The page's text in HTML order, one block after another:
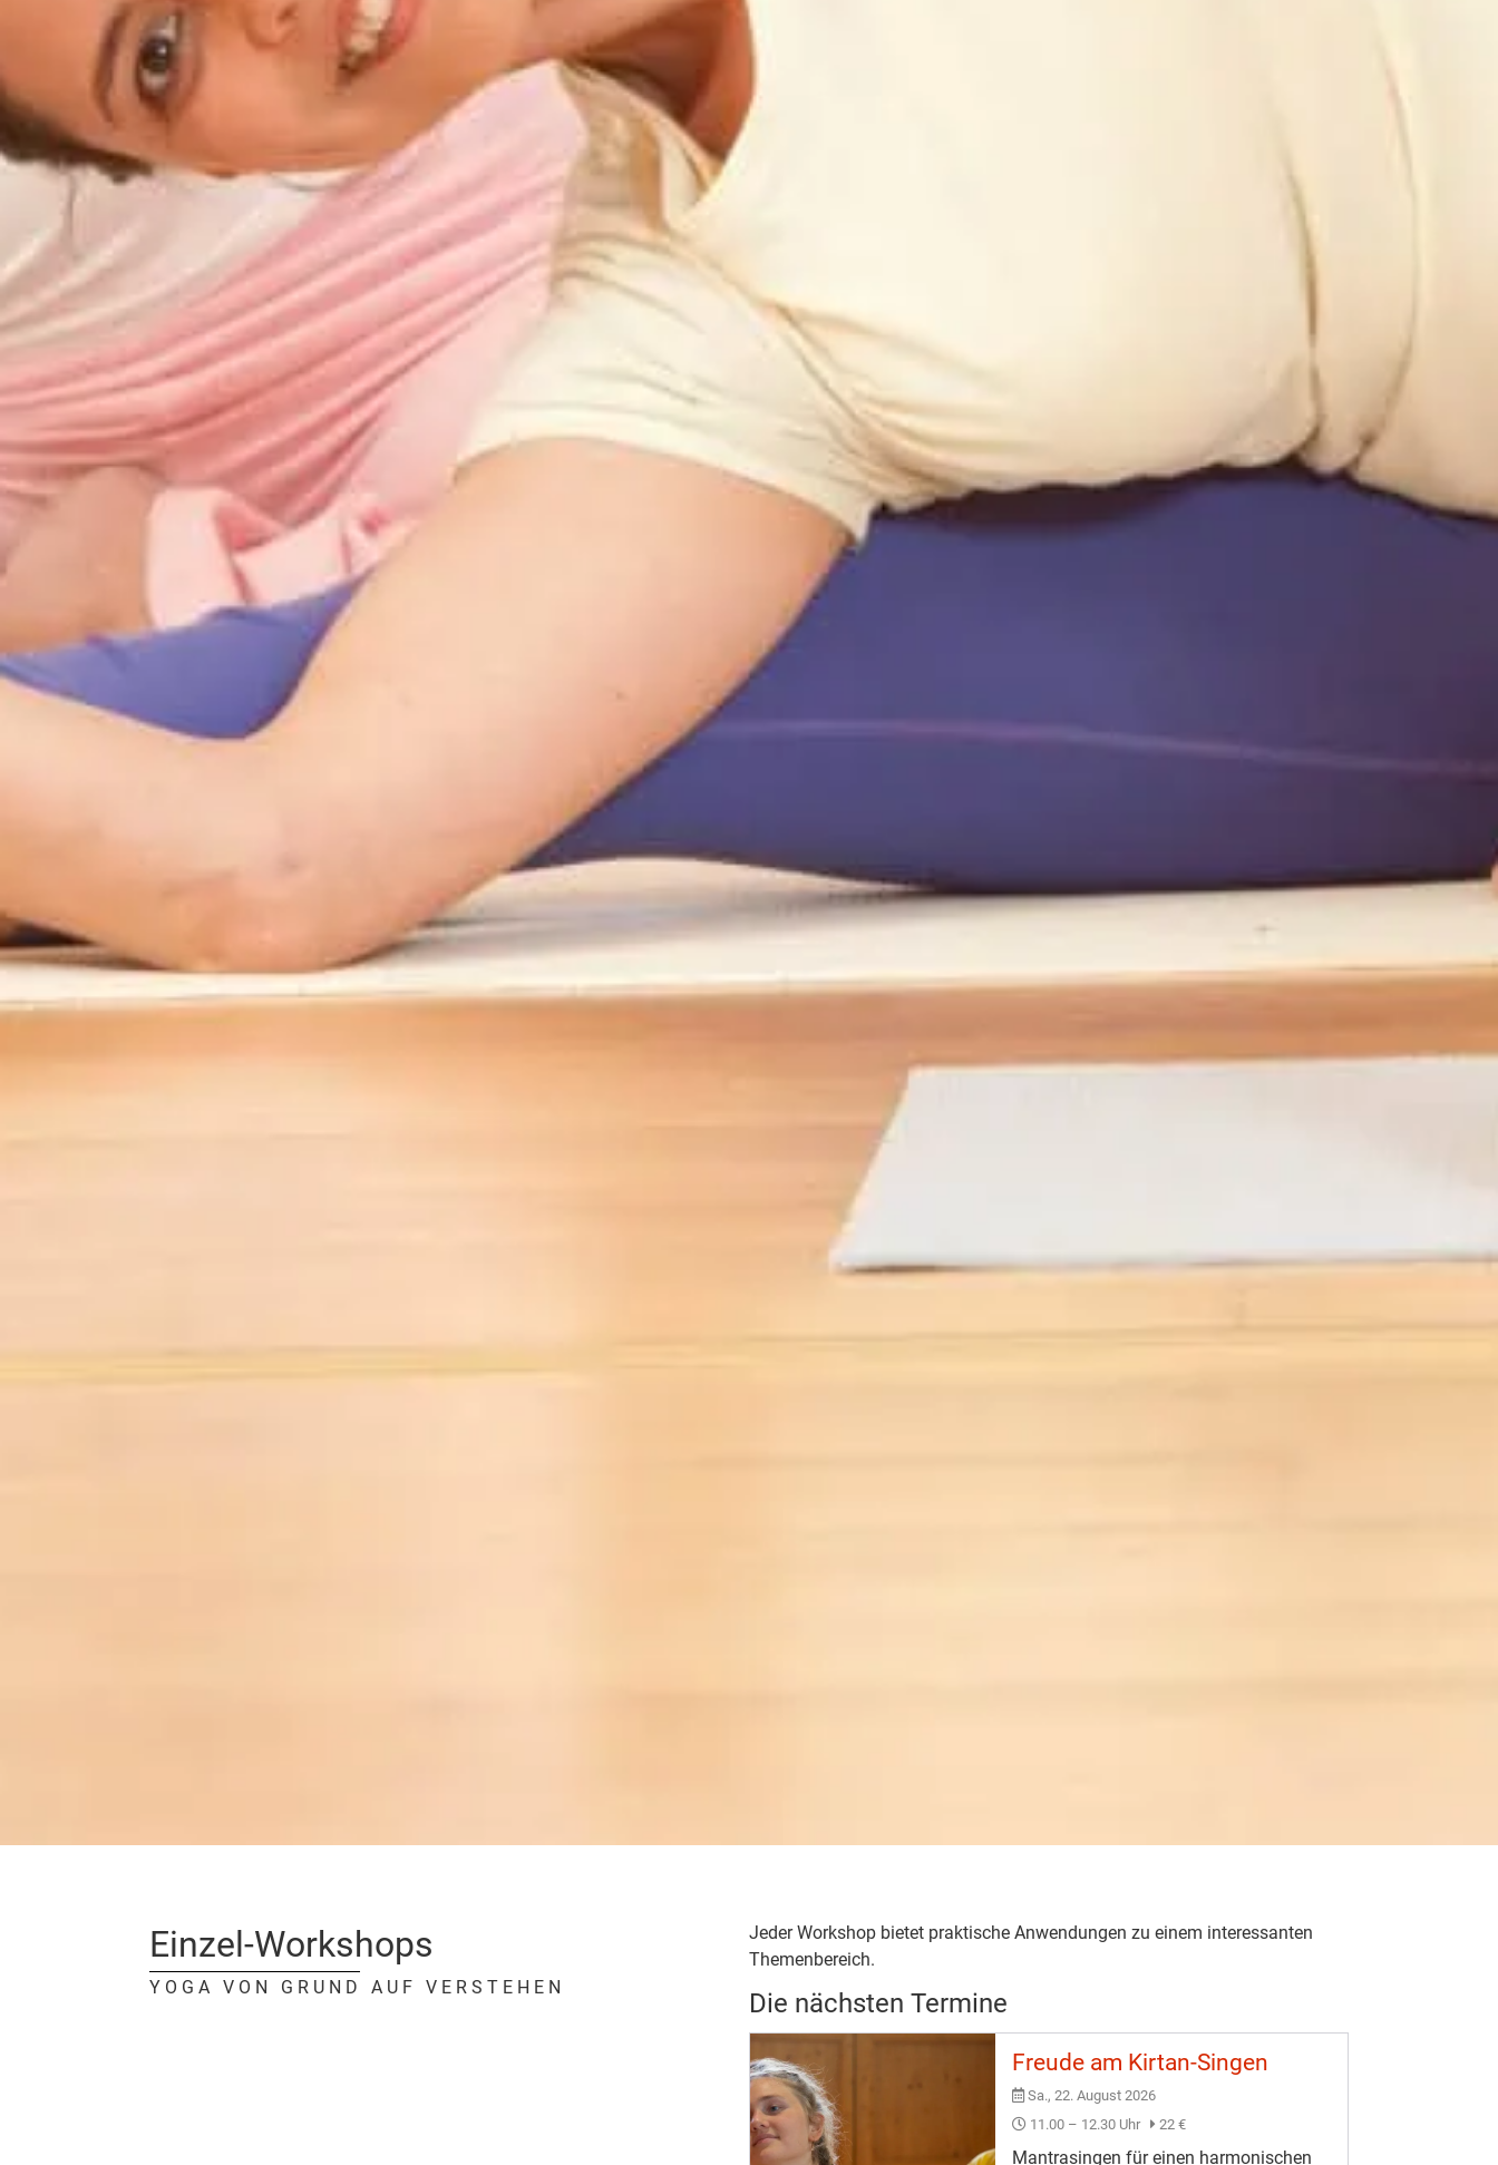
Einzel-Workshops
YOGA VON GRUND AUF VERSTEHEN
Jeder Workshop bietet praktische Anwendungen zu einem interessanten
Themenbereich.
Die nächsten Termine
Freude am Kirtan-Singen
Sa., 22. August 2026
11.00 – 12.30 Uhr
22 €
Mantrasingen für einen harmonischen